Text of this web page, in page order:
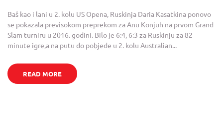
Baš kao i lani u 2. kolu US Opena, Ruskinja Daria Kasatkina ponovo
se pokazala previsokom preprekom za Anu Konjuh na prvom Grand
Slam turniru u 2016. godini. Bilo je 6:4, 6:3 za Ruskinju za 82
minute igre,a na putu do pobjede u 2. kolu Australian...
READ MORE